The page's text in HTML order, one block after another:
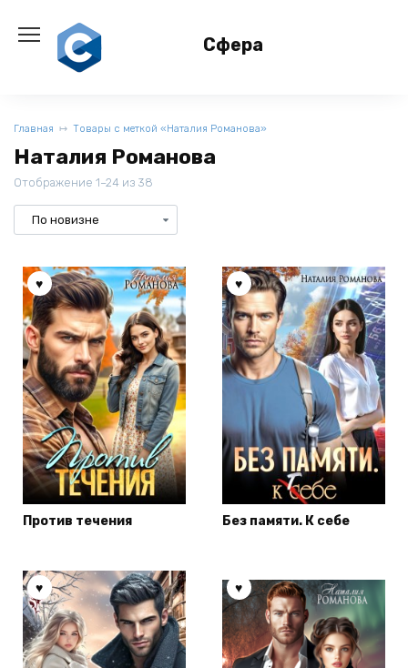
содержанию
Сфера
Главная Товары с меткой «Наталия Романова»
Наталия Романова
Отображение 1–24 из 38
Против течения Без памяти. К себе